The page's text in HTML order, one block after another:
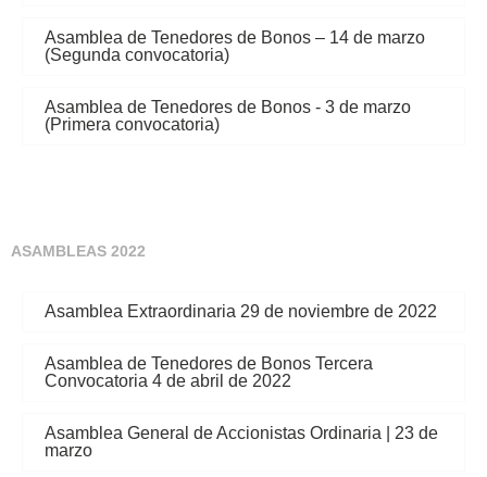
Asamblea de Tenedores de Bonos – 14 de marzo
(Segunda convocatoria)
Asamblea de Tenedores de Bonos - 3 de marzo
(Primera convocatoria)
ASAMBLEAS 2022
Asamblea Extraordinaria 29 de noviembre de 2022
Asamblea de Tenedores de Bonos Tercera
Convocatoria 4 de abril de 2022
Asamblea General de Accionistas Ordinaria | 23 de
marzo